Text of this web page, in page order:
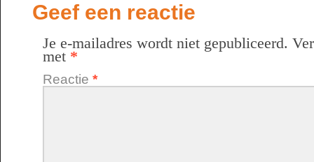
Geef een reactie
Je e-mailadres wordt niet gepubliceerd.
met *
Reactie *